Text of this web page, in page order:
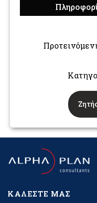
ΚΑΛΈΣΤΕ ΜΑΣ